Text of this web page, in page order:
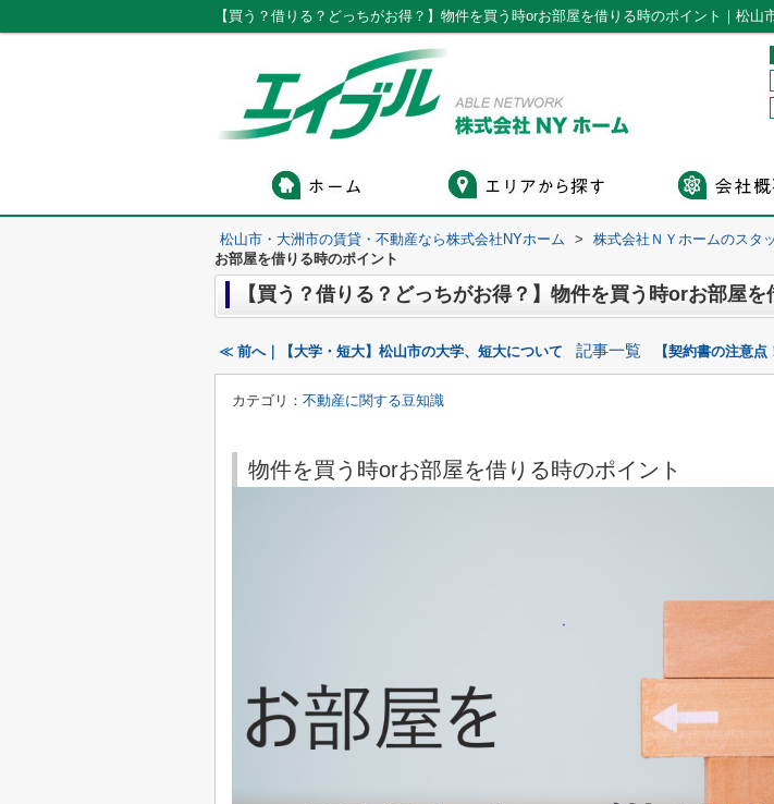
【買う？借りる？どっちがお得？】物件を買う時orお部屋を借りる時のポイント｜松
松山市・大洲市の賃貸・不動産なら株式会社NYホーム > 株式会社ＮＹホームのスタ
お部屋を借りる時のポイント
【買う？借りる？どっちがお得？】物件を買う時orお部屋を
≪ 前へ｜【大学・短大】松山市の大学、短大について 記事一覧 【契約書の注意
カテゴリ： 不動産に関する豆知識
物件を買う時orお部屋を借りる時のポイント